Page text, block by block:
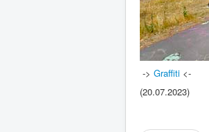
-> Graffiti <-
(20.07.2023)